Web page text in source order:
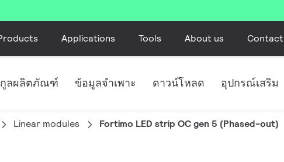
Applications Tools About us Contact
ลผลิตภัณฑ์ ข้อมูลจำเพาะ ดาวน์โหลด อุปกรณ์เสริม
Linear modules Fortimo LED strip OC gen 5 (Phased-out)